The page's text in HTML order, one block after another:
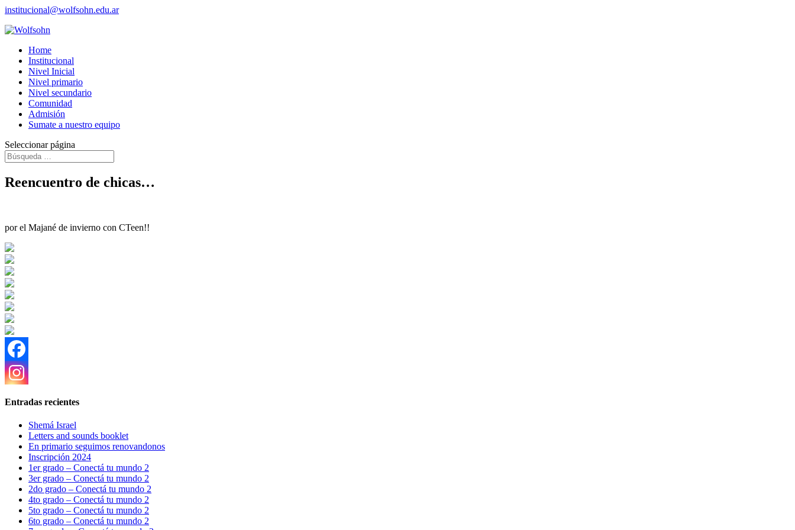
institucional@wolfsohn.edu.ar
Home
Institucional
Nivel Inicial
Nivel primario
Nivel secundario
Comunidad
Admisión
Sumate a nuestro equipo
Seleccionar página
Reencuentro de chicas…
por el Majané de invierno con CTeen!!
Entradas recientes
Shemá Israel
Letters and sounds booklet
En primario seguimos renovandonos
Inscripción 2024
1er grado – Conectá tu mundo 2
3er grado – Conectá tu mundo 2
2do grado – Conectá tu mundo 2
4to grado – Conectá tu mundo 2
5to grado – Conectá tu mundo 2
6to grado – Conectá tu mundo 2